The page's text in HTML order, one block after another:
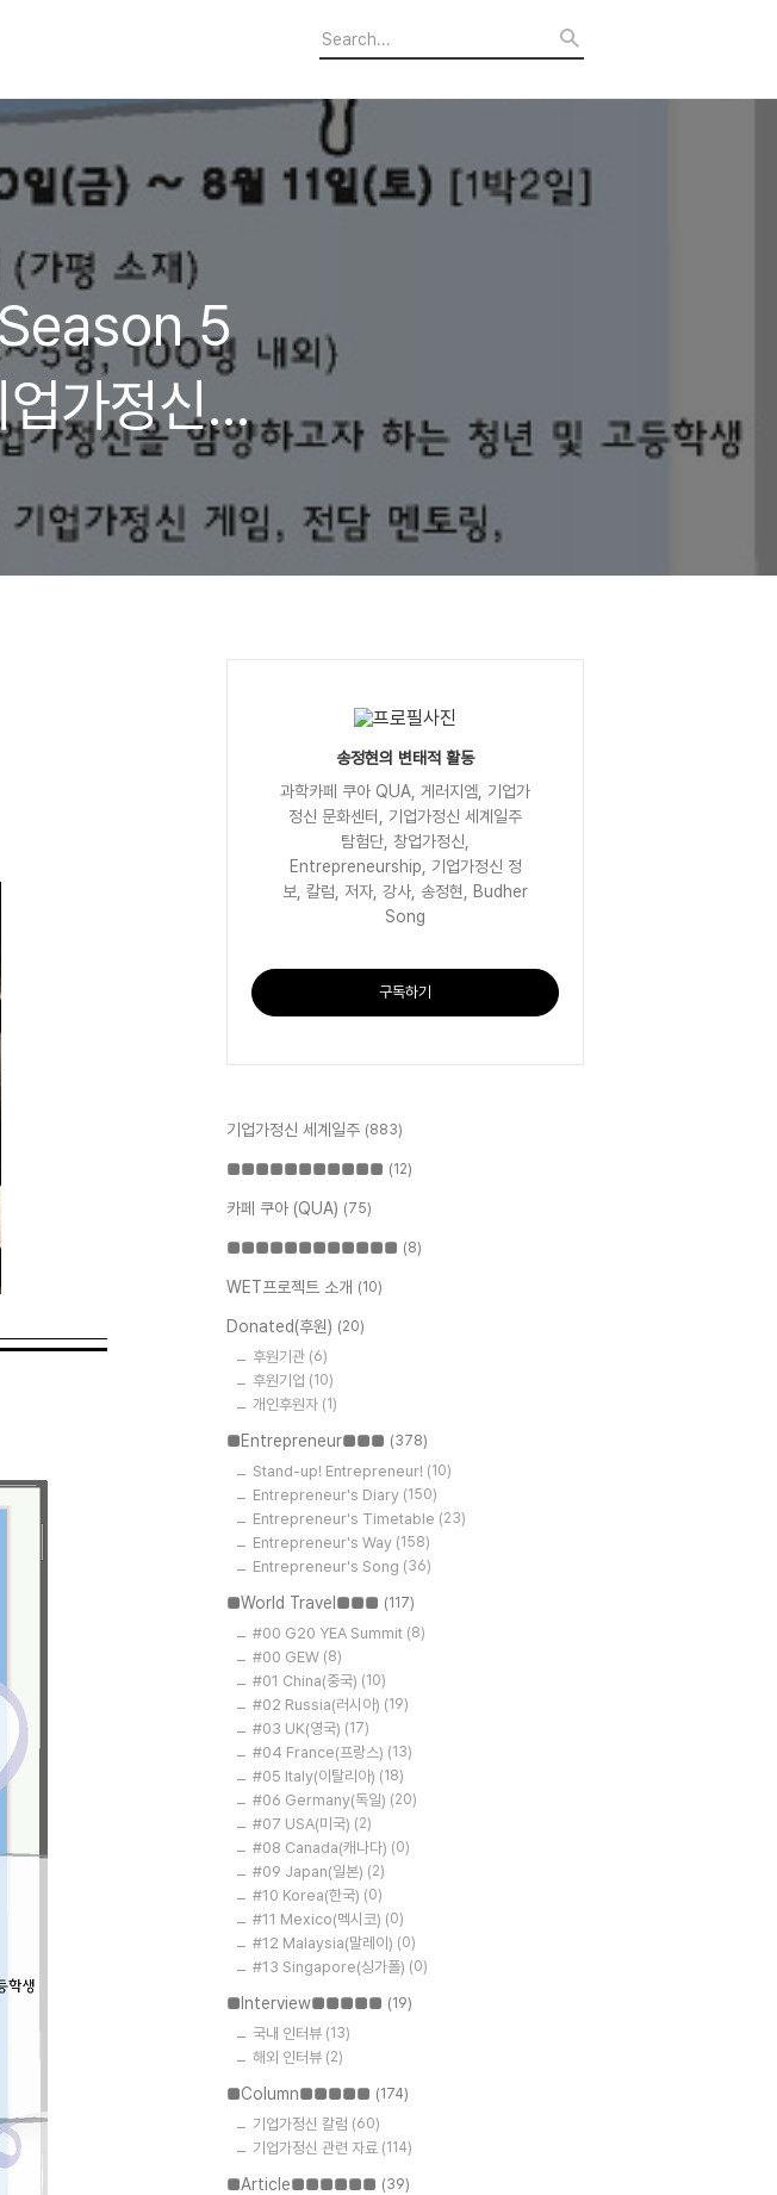
5
가정신
송정현의 변태적 활동
과학카페 쿠아 QUA, 게러지엠, 기업가
정신 문화센터, 기업가정신 세계일주
탐험단, 창업가정신,
Entrepreneurship, 기업가정신 정
보, 칼럼, 저자, 강사, 송정현, Budher
Song
구독하기
기업가정신 세계일주 (883)
■■■■■■■■■■■ (12)
카페 쿠아 (QUA) (75)
■■■■■■■■■■■■ (8)
WET프로젝트 소개 (10)
Donated(후원) (20)
후원기관 (6)
후원기업 (10)
개인후원자 (1)
■Entrepreneur■■■ (378)
Stand-up! Entrepreneur! (10)
Entrepreneur's Diary (150)
Entrepreneur's Timetable (23)
Entrepreneur's Way (158)
Entrepreneur's Song (36)
■World Travel■■■ (117)
#00 G20 YEA Summit (8)
#00 GEW (8)
#01 China(중국) (10)
#02 Russia(러시아) (19)
#03 UK(영국) (17)
#04 France(프랑스) (13)
#05 Italy(이탈리아) (18)
#06 Germany(독일) (20)
#07 USA(미국) (2)
#08 Canada(캐나다) (0)
#09 Japan(일본) (2)
#10 Korea(한국) (0)
#11 Mexico(멕시코) (0)
#12 Malaysia(말레이) (0)
#13 Singapore(싱가폴) (0)
■Interview■■■■■ (19)
국내 인터뷰 (13)
해외 인터뷰 (2)
■Column■■■■■ (174)
기업가정신 칼럼 (60)
기업가정신 관련 자료 (114)
■Article■■■■■■ (39)